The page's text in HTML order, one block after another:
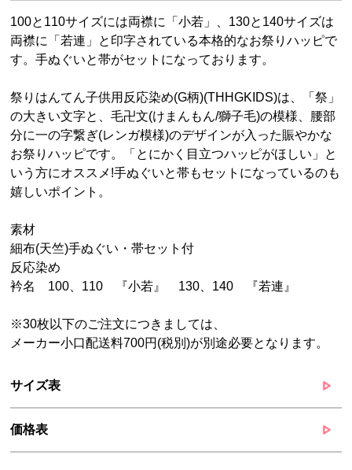
100と110サイズには両襟に「小若」、130と140サイズは
両襟に「若連」と印字されている本格的なお祭りハッピで
す。手ぬぐいと帯がセットになっております。
祭りはんてん子供用反応染め(G柄)(THHGKIDS)は、「祭」
の大きい文字と、毛卍文(けまんもん/獅子毛)の模様、腰部
分に一の字繋ぎ(レンガ模様)のデザインが入った賑やかな
お祭りハッピです。「とにかく目立つハッピがほしい」と
いう方にオススメ!手ぬぐいと帯もセットになっているのも
嬉しいポイント。
素材
細布(天竺)手ぬぐい・帯セット付
反応染め
衿名 100、110 『小若』 130、140 『若連』
※30枚以下のご注文につきましては、
メーカー小口配送料700円(税別)が別途必要となります。
サイズ表
価格表